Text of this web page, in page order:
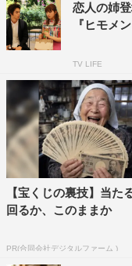
恋人の姉
『ヒモメ
TV LIFE
【宝くじの裏技】当た
回るか、このままか
PR(合同会社デジタルファーム )